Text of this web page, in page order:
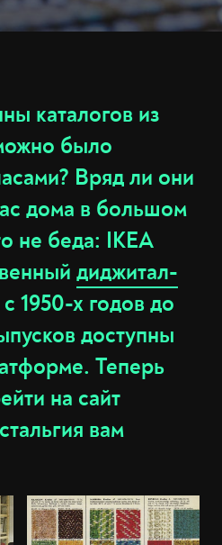
каталогов из
было
Вряд ли они
дома в большом
не беда: IKEA
диджитал-
1950-х годов до
доступны
Теперь
на сайт
вам